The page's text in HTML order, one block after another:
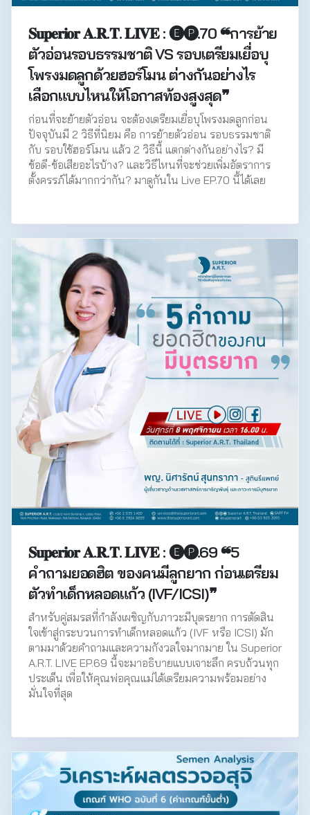
𝐒𝐮𝐩𝐞𝐫𝐢𝐨𝐫 𝐀.𝐑.𝐓. 𝐋𝐈𝐕𝐄 : 🅔🅟.70 ❝การย้าย
ตัวอ่อนรอบธรรมชาติ VS รอบเตรียมเยื่อบุ
โพรงมดลูกด้วยฮอร์โมน ต่างกันอย่างไร
เลือกแบบไหนให้โอกาสท้องสูงสุด❞
ก่อนที่จะย้ายตัวอ่อน จะต้องเตรียมเยื่อบุโพรงมดลูกก่อน
ปัจจุบันมี 2 วิธีที่นิยม คือ การย้ายตัวอ่อน รอบธรรมชาติ
กับ รอบใช้ฮอร์โมน แล้ว 2 วิธีนี้ แตกต่างกันอย่างไร? มี
ข้อดี-ข้อเสียอะไรบ้าง? และวิธีไหนที่จะช่วยเพิ่มอัตราการ
ตั้งครรภ์ได้มากกว่ากัน? มาดูกันใน Live EP.70 นี้ได้เลย
𝐒𝐮𝐩𝐞𝐫𝐢𝐨𝐫 𝐀.𝐑.𝐓. 𝐋𝐈𝐕𝐄 : 🅔🅟.69 ❝5
คำถามยอดฮิต ของคนมีลูกยาก ก่อนเตรียม
ตัวทำเด็กหลอดแก้ว (IVF/ICSI)❞
สำหรับคู่สมรสที่กำลังเผชิญกับภาวะมีบุตรยาก การตัดสิน
ใจเข้าสู่กระบวนการทำเด็กหลอดแก้ว (IVF หรือ ICSI) มัก
ตามมาด้วยคำถามและความกังวลใจมากมาย ใน Superior
A.R.T. LIVE EP.69 นี้จะมาอธิบายแบบเจาะลึก ครบถ้วนทุก
ประเด็น เพื่อให้คุณพ่อคุณแม่ได้เตรียมความพร้อมอย่าง
มั่นใจที่สุด